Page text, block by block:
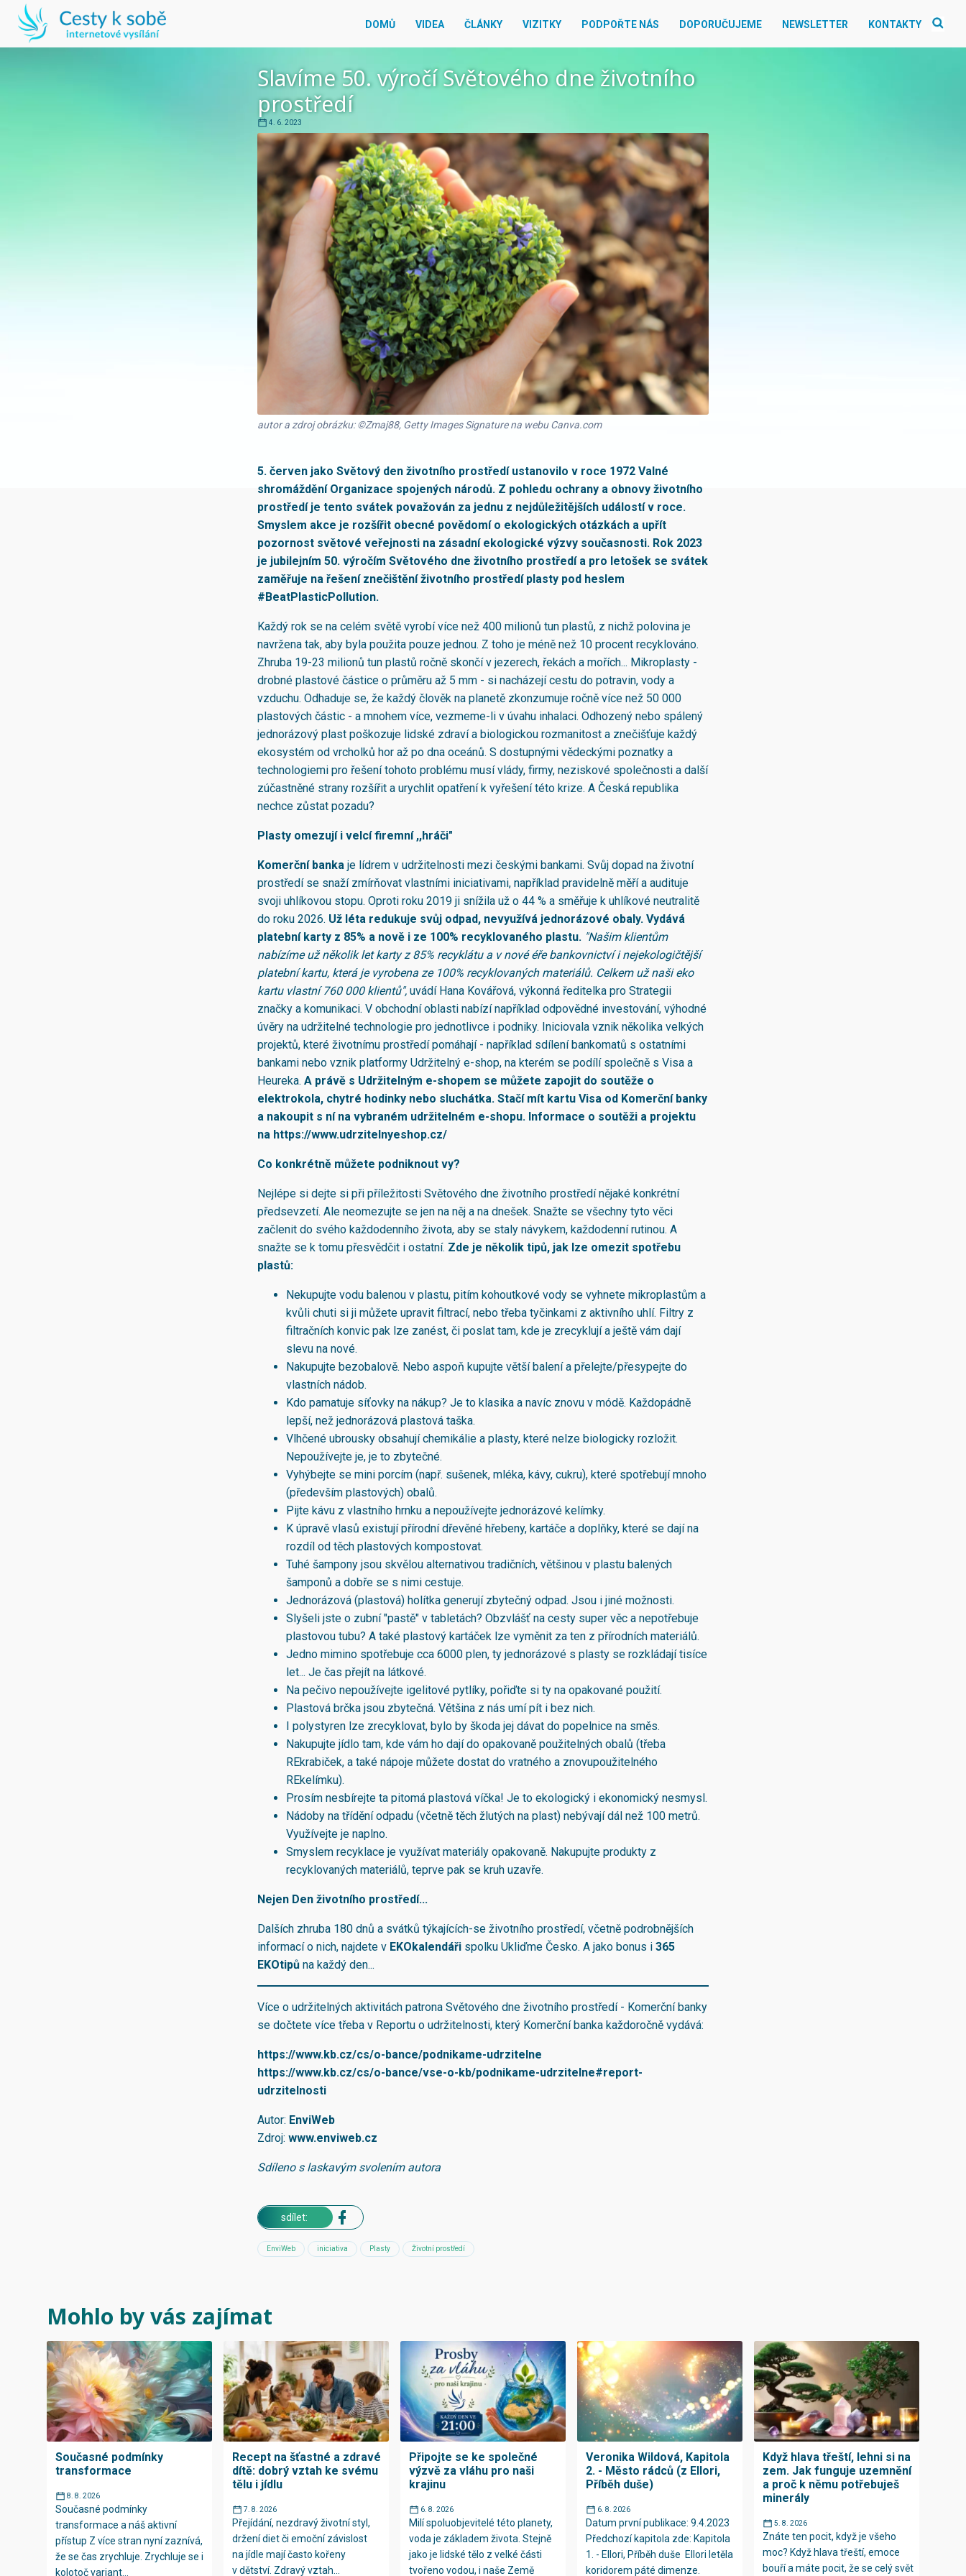
DOMŮ VIDEA ČLÁNKY VIZITKY PODPOŘTE NÁS DOPORUČUJEME NEWSLETTER KONTAKTY
Slavíme 50. výročí Světového dne životního
prostředí
4. 6. 2023
autor a zdroj obrázku: ©Zmaj88, Getty Images Signature na webu Canva.com
5. červen jako Světový den životního prostředí ustanovilo v roce 1972 Valné
shromáždění Organizace spojených národů. Z pohledu ochrany a obnovy životního
prostředí je tento svátek považován za jednu z nejdůležitějších událostí v roce.
Smyslem akce je rozšířit obecné povědomí o ekologických otázkách a upřít
pozornost světové veřejnosti na zásadní ekologické výzvy současnosti. Rok 2023
je jubilejním 50. výročím Světového dne životního prostředí a pro letošek se svátek
zaměřuje na řešení znečištění životního prostředí plasty pod heslem
#BeatPlasticPollution.
Každý rok se na celém světě vyrobí více než 400 milionů tun plastů, z nichž polovina je
navržena tak, aby byla použita pouze jednou. Z toho je méně než 10 procent recyklováno.
Zhruba 19-23 milionů tun plastů ročně skončí v jezerech, řekách a mořích... Mikroplasty -
drobné plastové částice o průměru až 5 mm - si nacházejí cestu do potravin, vody a
vzduchu. Odhaduje se, že každý člověk na planetě zkonzumuje ročně více než 50 000
plastových částic - a mnohem více, vezmeme-li v úvahu inhalaci. Odhozený nebo spálený
jednorázový plast poškozuje lidské zdraví a biologickou rozmanitost a znečišťuje každý
ekosystém od vrcholků hor až po dna oceánů. S dostupnými vědeckými poznatky a
technologiemi pro řešení tohoto problému musí vlády, firmy, neziskové společnosti a další
zúčastněné strany rozšířit a urychlit opatření k vyřešení této krize. A Česká republika
nechce zůstat pozadu?
Plasty omezují i velcí firemní ,,hráči"
Komerční banka je lídrem v udržitelnosti mezi českými bankami. Svůj dopad na životní
prostředí se snaží zmírňovat vlastními iniciativami, například pravidelně měří a audituje
svoji uhlíkovou stopu. Oproti roku 2019 ji snížila už o 44 % a směřuje k uhlíkové neutralitě
do roku 2026. Už léta redukuje svůj odpad, nevyužívá jednorázové obaly. Vydává
platební karty z 85% a nově i ze 100% recyklovaného plastu. "Našim klientům
nabízíme už několik let karty z 85% recyklátu a v nové éře bankovnictví i nejekologičtější
platební kartu, která je vyrobena ze 100% recyklovaných materiálů. Celkem už naši eko
kartu vlastní 760 000 klientů", uvádí Hana Kovářová, výkonná ředitelka pro Strategii
značky a komunikaci. V obchodní oblasti nabízí například odpovědné investování, výhodné
úvěry na udržitelné technologie pro jednotlivce i podniky. Iniciovala vznik několika velkých
projektů, které životnímu prostředí pomáhají - například sdílení bankomatů s ostatními
bankami nebo vznik platformy Udržitelný e-shop, na kterém se podílí společně s Visa a
Heureka. A právě s Udržitelným e-shopem se můžete zapojit do soutěže o
elektrokola, chytré hodinky nebo sluchátka. Stačí mít kartu Visa od Komerční banky
a nakoupit s ní na vybraném udržitelném e-shopu. Informace o soutěži a projektu
na https://www.udrzitelnyeshop.cz/
Co konkrétně můžete podniknout vy?
Nejlépe si dejte si při příležitosti Světového dne životního prostředí nějaké konkrétní
předsevzetí. Ale neomezujte se jen na něj a na dnešek. Snažte se všechny tyto věci
začlenit do svého každodenního života, aby se staly návykem, každodenní rutinou. A
snažte se k tomu přesvědčit i ostatní. Zde je několik tipů, jak lze omezit spotřebu
plastů:
Nekupujte vodu balenou v plastu, pitím kohoutkové vody se vyhnete mikroplastům a
kvůli chuti si ji můžete upravit filtrací, nebo třeba tyčinkami z aktivního uhlí. Filtry z
filtračních konvic pak lze zanést, či poslat tam, kde je zrecyklují a ještě vám dají
slevu na nové.
Nakupujte bezobalově. Nebo aspoň kupujte větší balení a přelejte/přesypejte do
vlastních nádob.
Kdo pamatuje síťovky na nákup? Je to klasika a navíc znovu v módě. Každopádně
lepší, než jednorázová plastová taška.
Vlhčené ubrousky obsahují chemikálie a plasty, které nelze biologicky rozložit.
Nepoužívejte je, je to zbytečné.
Vyhýbejte se mini porcím (např. sušenek, mléka, kávy, cukru), které spotřebují mnoho
(především plastových) obalů.
Pijte kávu z vlastního hrnku a nepoužívejte jednorázové kelímky.
K úpravě vlasů existují přírodní dřevěné hřebeny, kartáče a doplňky, které se dají na
rozdíl od těch plastových kompostovat.
Tuhé šampony jsou skvělou alternativou tradičních, většinou v plastu balených
šamponů a dobře se s nimi cestuje.
Jednorázová (plastová) holítka generují zbytečný odpad. Jsou i jiné možnosti.
Slyšeli jste o zubní "pastě" v tabletách? Obzvlášť na cesty super věc a nepotřebuje
plastovou tubu? A také plastový kartáček lze vyměnit za ten z přírodních materiálů.
Jedno mimino spotřebuje cca 6000 plen, ty jednorázové s plasty se rozkládají tisíce
let... Je čas přejít na látkové.
Na pečivo nepoužívejte igelitové pytlíky, pořiďte si ty na opakované použití.
Plastová brčka jsou zbytečná. Většina z nás umí pít i bez nich.
I polystyren lze zrecyklovat, bylo by škoda jej dávat do popelnice na směs.
Nakupujte jídlo tam, kde vám ho dají do opakovaně použitelných obalů (třeba
REkrabiček, a také nápoje můžete dostat do vratného a znovupoužitelného
REkelímku).
Prosím nesbírejte ta pitomá plastová víčka! Je to ekologický i ekonomický nesmysl.
Nádoby na třídění odpadu (včetně těch žlutých na plast) nebývají dál než 100 metrů.
Využívejte je naplno.
Smyslem recyklace je využívat materiály opakovaně. Nakupujte produkty z
recyklovaných materiálů, teprve pak se kruh uzavře.
Nejen Den životního prostředí...
Dalších zhruba 180 dnů a svátků týkajících-se životního prostředí, včetně podrobnějších
informací o nich, najdete v EKOkalendáři spolku Ukliďme Česko. A jako bonus i 365
EKOtipů na každý den...
Více o udržitelných aktivitách patrona Světového dne životního prostředí - Komerční banky
se dočtete více třeba v Reportu o udržitelnosti, který Komerční banka každoročně vydává:
https://www.kb.cz/cs/o-bance/podnikame-udrzitelne
https://www.kb.cz/cs/o-bance/vse-o-kb/podnikame-udrzitelne#report-
udrzitelnosti
Autor: EnviWeb
Zdroj: www.enviweb.cz
Sdíleno s laskavým svolením autora
sdílet:
EnviWeb iniciativa Plasty Životní prostředí
Mohlo by vás zajímat
Současné podmínky
transformace
8. 8. 2026
Současné podmínky
transformace a náš aktivní
přístup Z více stran nyní zaznívá,
že se čas zrychluje. Zrychluje se i
kolotoč variant...
Recept na šťastné a zdravé
dítě: dobrý vztah ke svému
tělu i jídlu
7. 8. 2026
Přejídání, nezdravý životní styl,
držení diet či emoční závislost
na jídle mají často kořeny
v dětství. Zdravý vztah...
Připojte se ke společné
výzvě za vláhu pro naši
krajinu
6. 8. 2026
Milí spoluobjevitelé této planety,
voda je základem života. Stejně
jako je lidské tělo z velké části
tvořeno vodou, i naše Země
Veronika Wildová, Kapitola
2. - Město rádců (z Ellori,
Příběh duše)
6. 8. 2026
Datum první publikace: 9.4.2023
Předchozí kapitola zde: Kapitola
1. - Ellori, Příběh duše Ellori letěla
koridorem páté dimenze.
Když hlava třeští, lehni si na
zem. Jak funguje uzemnění
a proč k němu potřebuješ
minerály
5. 8. 2026
Znáte ten pocit, když je všeho
moc? Když hlava třeští, emoce
bouří a máte pocit, že se celý svět